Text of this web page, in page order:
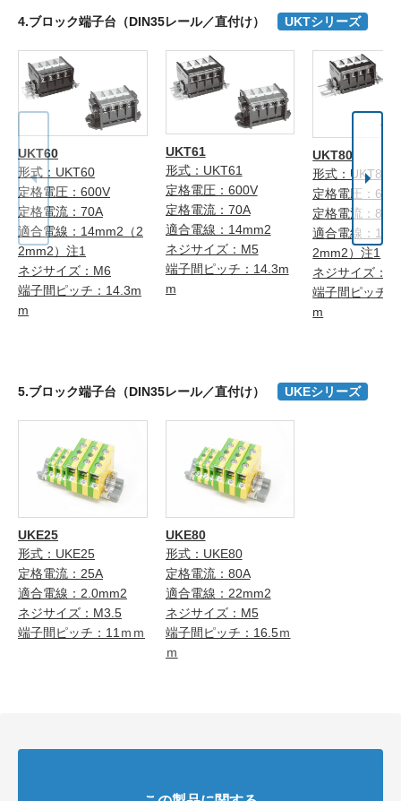
4.ブロック端子台（DIN35レール／直付け） UKTシリーズ
UKT60
形式：UKT60
定格電圧：600V
定格電流：70A
適合電線：14mm2（2
2mm2）注1
ネジサイズ：M6
端子間ピッチ：14.3m
m
UKT61
形式：UKT61
定格電圧：600V
定格電流：70A
適合電線：14mm2
ネジサイズ：M5
端子間ピッチ：14.3m
m
UKT80
形式：UKT80
定格電圧：
定格電流：80A
適合電線：
2mm2）注1
ネジサイズ：
端子間ピッチ
m
5.ブロック端子台（DIN35レール／直付け） UKEシリーズ
UKE25
形式：UKE25
定格電流：25A
適合電線：2.0mm2
ネジサイズ：M3.5
端子間ピッチ：11ｍｍ
UKE80
形式：UKE80
定格電流：80A
適合電線：22mm2
ネジサイズ：M5
端子間ピッチ：16.5ｍ
ｍ